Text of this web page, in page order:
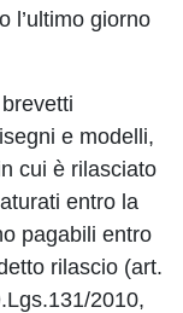
l’ultimo giorno
e modelli,
cui è rilasciato
entro la
pagabili entro
rilascio (art.
2010,